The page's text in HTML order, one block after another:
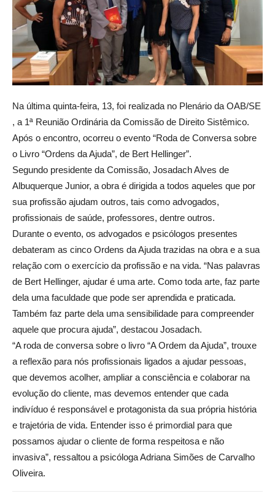
Na última quinta-feira, 13, foi realizada no Plenário da OAB/SE
, a 1ª Reunião Ordinária da Comissão de Direito Sistêmico.
Após o encontro, ocorreu o evento “Roda de Conversa sobre
o Livro “Ordens da Ajuda”, de Bert Hellinger”.
Segundo presidente da Comissão, Josadach Alves de
Albuquerque Junior, a obra é dirigida a todos aqueles que por
sua profissão ajudam outros, tais como advogados,
profissionais de saúde, professores, dentre outros.
Durante o evento, os advogados e psicólogos presentes
debateram as cinco Ordens da Ajuda trazidas na obra e a sua
relação com o exercício da profissão e na vida. “Nas palavras
de Bert Hellinger, ajudar é uma arte. Como toda arte, faz parte
dela uma faculdade que pode ser aprendida e praticada.
Também faz parte dela uma sensibilidade para compreender
aquele que procura ajuda”, destacou Josadach.
“A roda de conversa sobre o livro “A Ordem da Ajuda”, trouxe
a reflexão para nós profissionais ligados a ajudar pessoas,
que devemos acolher, ampliar a consciência e colaborar na
evolução do cliente, mas devemos entender que cada
indivíduo é responsável e protagonista da sua própria história
e trajetória de vida. Entender isso é primordial para que
possamos ajudar o cliente de forma respeitosa e não
invasiva”, ressaltou a psicóloga Adriana Simões de Carvalho
Oliveira.